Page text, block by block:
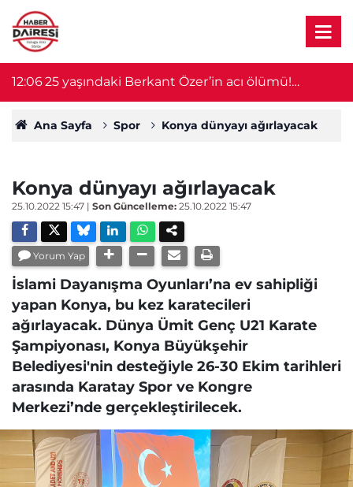
12:0625 yaşındaki Berkant Özer’in acı ölümü!
Motosikletten düştü, başını kaldırıma çarptı
Ana Sayfa Spor Konya dünyayı ağırlayacak
Konya dünyayı ağırlayacak
25.10.2022 15:47 | Son Güncelleme: 25.10.2022 15:47
Yorum Yap
İslami Dayanışma Oyunları’na ev sahipliği
yapan Konya, bu kez karatecileri
ağırlayacak. Dünya Ümit Genç U21 Karate
Şampiyonası, Konya Büyükşehir
Belediyesi'nin desteğiyle 26-30 Ekim tarihleri
arasında Karatay Spor ve Kongre
Merkezi’nde gerçekleştirilecek.